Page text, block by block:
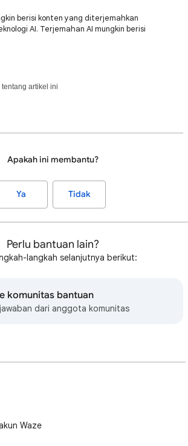
berisi konten yang diterjemahkan
AI. Terjemahan AI mungkin berisi
tentang artikel ini
Apakah ini membantu?
Ya Tidak
Perlu bantuan lain?
langkah selanjutnya berikut:
komunitas bantuan
dari anggota komunitas
Waze